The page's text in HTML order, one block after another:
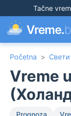
Tačne
Vreme.
Početna >
Vreme
Prognoza